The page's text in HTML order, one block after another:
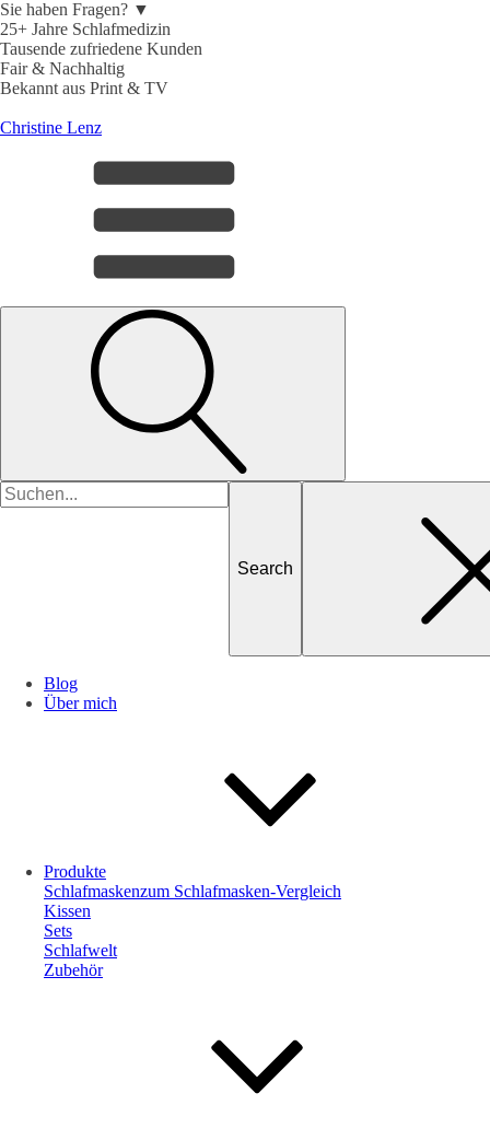
Sie haben Fragen? ▼
25+ Jahre Schlafmedizin
Tausende zufriedene Kunden
Fair & Nachhaltig
Bekannt aus Print & TV
Christine Lenz
Search
for
Blog
Über mich
Produkte
Schlafmasken
Kissen
Sets
Schlafwelt
Zubehör
zum Schlafmasken-Vergleich